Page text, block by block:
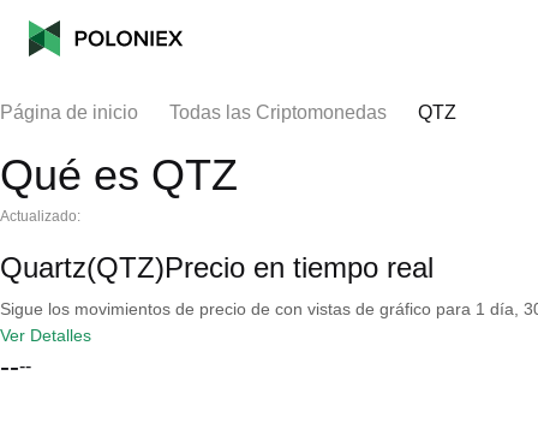
Página de inicio Todas las Criptomonedas QTZ
Qué es QTZ
Actualizado:
Quartz(QTZ)Precio en tiempo real
Sigue los movimientos de precio de con vistas de gráfico para 1 día,
Ver Detalles
----